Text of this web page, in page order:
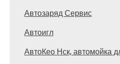
Автозаряд Сервис
Автоигл
АвтоКео Нск, автомойка